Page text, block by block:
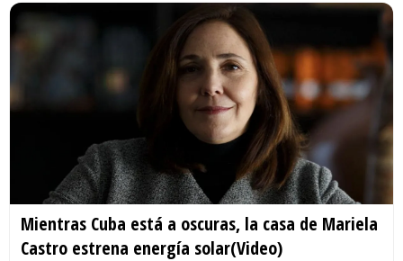
Mientras Cuba está a oscuras, la casa de Mariela
Castro estrena energía solar(Video)